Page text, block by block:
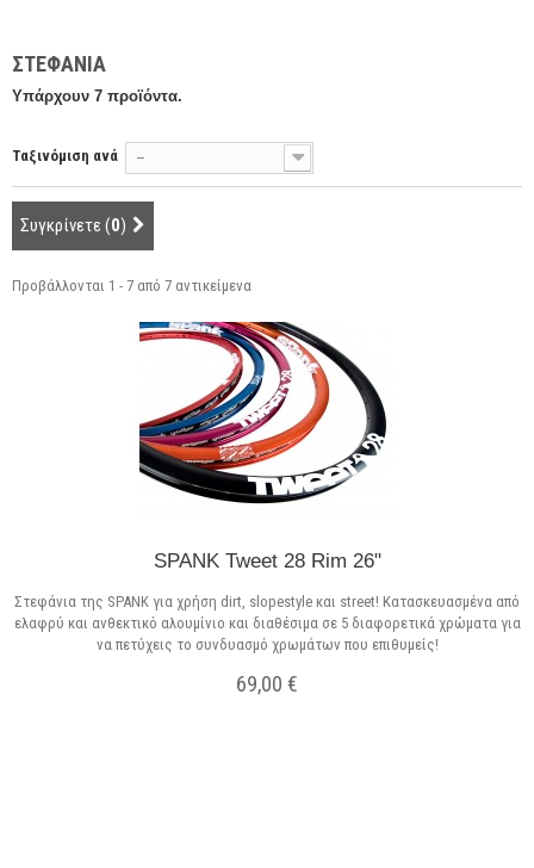
ΣΤΕΦΑΝΙΑ
Υπάρχουν 7 προϊόντα.
Ταξινόμιση ανά --
Συγκρίνετε (0)
Προβάλλονται 1 - 7 από 7 αντικείμενα
SPANK Tweet 28 Rim 26"
Στεφάνια της SPANK για χρήση dirt, slopestyle και street! Κατασκευασμένα από
ελαφρύ και ανθεκτικό αλουμίνιο και διαθέσιμα σε 5 διαφορετικά χρώματα για
να πετύχεις το συνδυασμό χρωμάτων που επιθυμείς!
69,00 €